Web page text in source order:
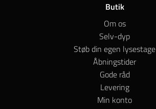
Butik
Om os
Selv-dyp
Støb din egen lysestage
Åbningstider
Gode råd
Levering
Min konto